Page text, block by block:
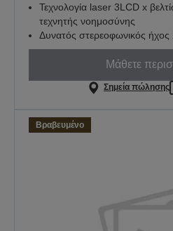
Τεχνολογία laser 3LCD x
τεχνητής νοημοσύνης
Δυνατός στερεοφωνικός
Μάθετε
Σημεία πώλησης
Βραβευμένο